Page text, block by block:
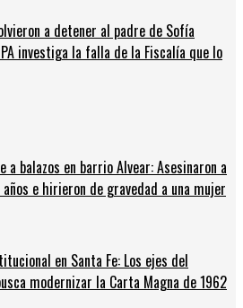
a detener al padre de Sofía
investiga la falla de la Fiscalía que lo
a balazos en barrio Alvear: Asesinaron a
e hirieron de gravedad a una mujer
en Santa Fe: Los ejes del
modernizar la Carta Magna de 1962